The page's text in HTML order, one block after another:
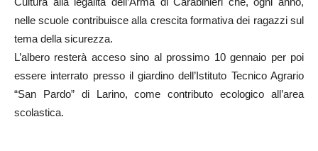
nelle scuole contribuisce alla crescita formativa dei ragazzi sul
tema della sicurezza.
L’albero resterà acceso sino al prossimo 10 gennaio per poi
essere interrato presso il giardino dell’Istituto Tecnico Agrario
“San Pardo” di Larino, come contributo ecologico all’area
scolastica.